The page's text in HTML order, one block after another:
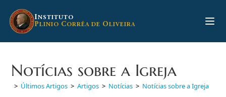
para
INSTITUTO
PLINIO CORRÊA DE OLIVEIRA
Notícias sobre a Igreja
> Últimos Artigos > Artigos > Notícias > Notícias sobre a Igreja